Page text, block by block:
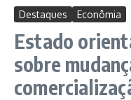
Destaques Econômia
Estado
sobre